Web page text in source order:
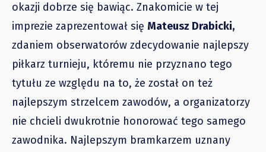
okazji dobrze się bawiąc. Znakomicie w tej
imprezie zaprezentował się Mateusz Drabicki,
zdaniem obserwatorów zdecydowanie najlepszy
piłkarz turnieju, któremu nie przyznano tego
tytułu ze względu na to, że został on też
najlepszym strzelcem zawodów, a organizatorzy
nie chcieli dwukrotnie honorować tego samego
zawodnika. Najlepszym bramkarzem uznany